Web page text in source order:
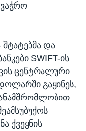
და
SWIFT-ის
ცენტრალური
გაყინეს,
ქვეყნის